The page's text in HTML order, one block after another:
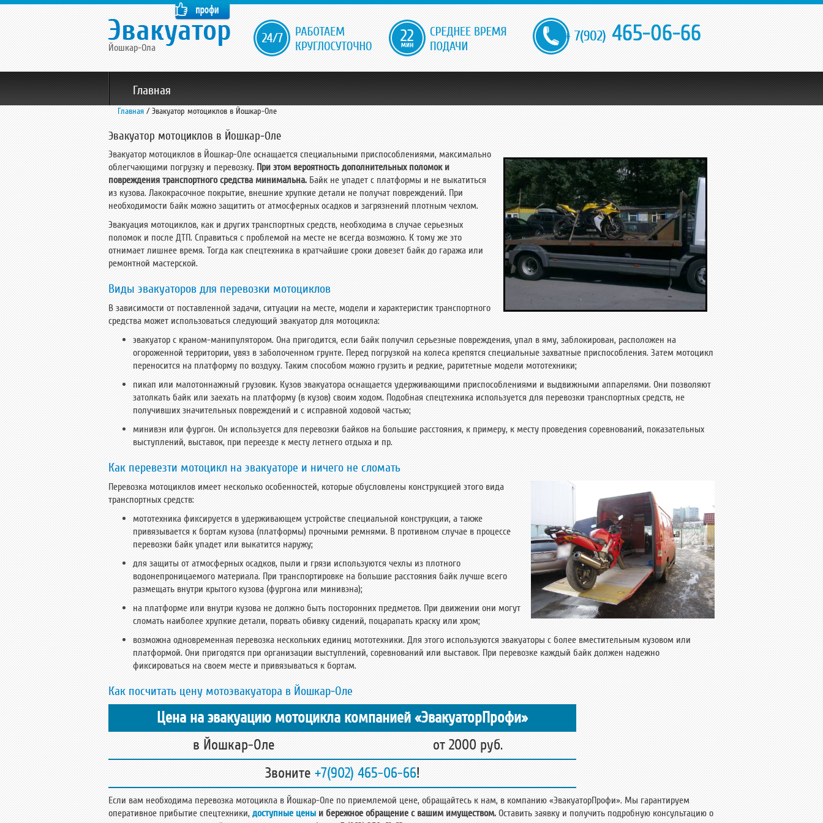
Йошкар-Ола
22 + 7(902) 465-06-66
Главная
Мотоциклов Легковых автомобилей Внедорожников Микроавтобусов
Автобусов Грузовиков С манипулятором
Услуги
Перевозка спецтехники Техпомощь Аварийное вскрытие авто
Цены
О нас
Фотогалерея Отзывы
Контакты
Главная /Эвакуатор мотоциклов в Йошкар-Оле
Эвакуатор мотоциклов в Йошкар-Оле
Эвакуатор мотоциклов в Йошкар-Оле оснащается специальными приспособлениями, максимально
облегчающими погрузку и перевозку. При этом вероятность дополнительных поломок и
повреждения транспортного средства минимальна. Байк не упадет с платформы и не выкатиться
из кузова. Лакокрасочное покрытие, внешние хрупкие детали не получат повреждений. При
необходимости байк можно защитить от атмосферных осадков и загрязнений плотным чехлом.
Эвакуация мотоциклов, как и других транспортных средств, необходима в случае серьезных
поломок и после ДТП. Справиться с проблемой на месте не всегда возможно. К тому же это
отнимает лишнее время. Тогда как спецтехника в кратчайшие сроки довезет байк до гаража или
ремонтной мастерской.
Виды эвакуаторов для перевозки мотоциклов
В зависимости от поставленной задачи, ситуации на месте, модели и характеристик транспортного
средства может использоваться следующий эвакуатор для мотоцикла:
эвакуатор с краном-манипулятором. Она пригодится, если байк получил серьезные повреждения, упал в яму, заблокирован, расположен на
огороженной территории, увяз в заболоченном грунте. Перед погрузкой на колеса крепятся специальные захватные приспособления. Затем мотоцикл
переносится на платформу по воздуху. Таким способом можно грузить и редкие, раритетные модели мототехники;
пикап или малотоннажный грузовик. Кузов эвакуатора оснащается удерживающими приспособлениями и выдвижными аппарелями. Они позволяют
затолкать байк или заехать на платформу (в кузов) своим ходом. Подобная спецтехника используется для перевозки транспортных средств, не
получивших значительных повреждений и с исправной ходовой частью;
минивэн или фургон. Он используется для перевозки байков на большие расстояния, к примеру, к месту проведения соревнований, показательных
выступлений, выставок, при переезде к месту летнего отдыха и пр.
Как перевезти мотоцикл на эвакуаторе и ничего не сломать
Перевозка мотоциклов имеет несколько особенностей, которые обусловлены конструкцией этого вида
транспортных средств:
мототехника фиксируется в удерживающем устройстве специальной конструкции, а также
привязывается к бортам кузова (платформы) прочными ремнями. В противном случае в процессе
перевозки байк упадет или выкатится наружу;
для защиты от атмосферных осадков, пыли и грязи используются чехлы из плотного
водонепроницаемого материала. При транспортировке на большие расстояния байк лучше всего
размещать внутри крытого кузова (фургона или минивэна);
на платформе или внутри кузова не должно быть посторонних предметов. При движении они могут
сломать наиболее хрупкие детали, порвать обивку сидений, поцарапать краску или хром;
возможна одновременная перевозка нескольких единиц мототехники. Для этого используются эвакуаторы с более вместительным кузовом или
платформой. Они пригодятся при организации выступлений, соревнований или выставок. При перевозке каждый байк должен надежно
фиксироваться на своем месте и привязываться к бортам.
Как посчитать цену мотоэвакуатора в Йошкар-Оле
Цена на эвакуацию мотоцикла компанией «ЭвакуаторПрофи»
в Йошкар-Оле
от 2000 руб.
Звоните +7(902) 465-06-66!
Если вам необходима перевозка мотоцикла в Йошкар-Оле по приемлемой цене, обращайтесь к нам, в компанию «ЭвакуаторПрофи». Мы гарантируем
оперативное прибытие спецтехники, доступные цены и бережное обращение с вашим имуществом. Оставить заявку и получить подробную консультацию о